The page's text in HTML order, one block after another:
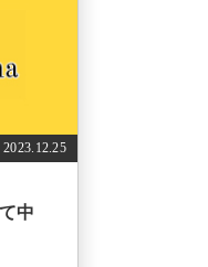
2023.12.25
中